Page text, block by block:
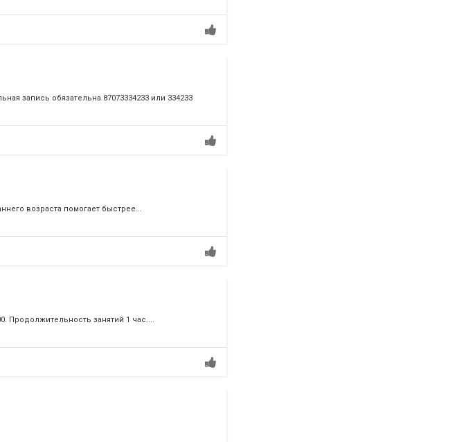
запись обязательна 87073334233 или 334233
возраста помогает быстрее...
Продолжительность занятий 1 час....